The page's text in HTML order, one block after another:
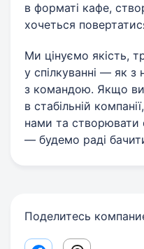
в форматі кафе,
хочеться
Ми цінуємо якість,
у спілкуванні — як
з командою. Якщо
в стабільній
нами та створювати
— будемо раді
Поделитесь